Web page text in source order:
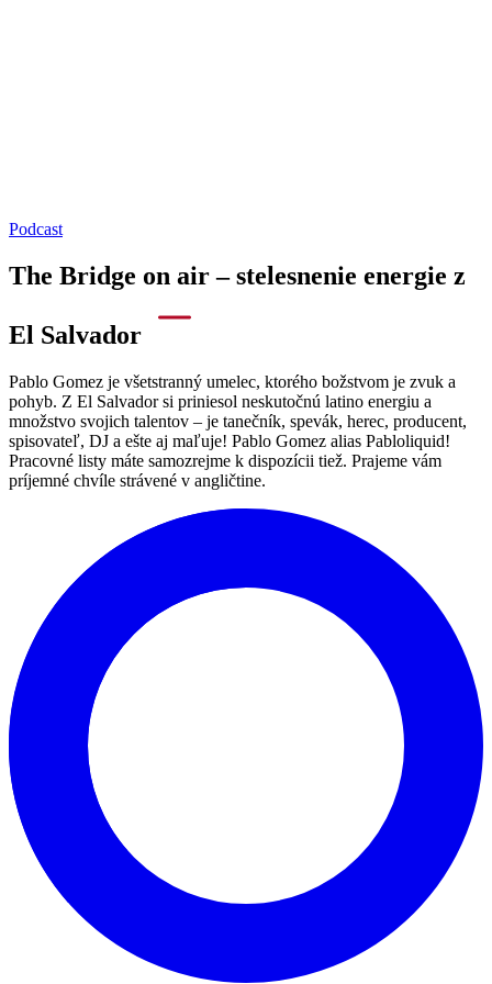
Podcast
The Bridge on air – stelesnenie energie z
El Salvador
Pablo Gomez je všetstranný umelec, ktorého božstvom je zvuk a
pohyb. Z El Salvador si priniesol neskutočnú latino energiu a
množstvo svojich talentov – je tanečník, spevák, herec, producent,
spisovateľ, DJ a ešte aj maľuje! Pablo Gomez alias Pabloliquid!
Pracovné listy máte samozrejme k dispozícii tiež. Prajeme vám
príjemné chvíle strávené v angličtine.